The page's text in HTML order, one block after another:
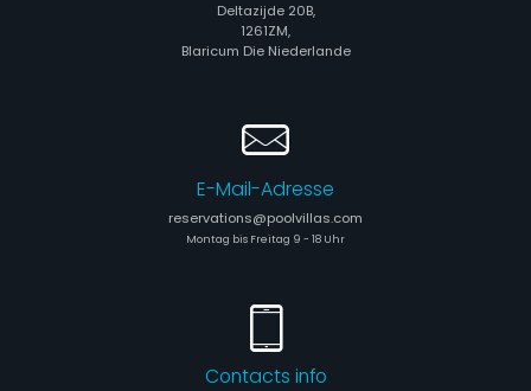
Deltazijde 20B,
1261ZM,
Blaricum Die Niederlande
E-Mail-Adresse
reservations@poolvillas.com
Montag bis Freitag 9 - 18 Uhr
Contacts info